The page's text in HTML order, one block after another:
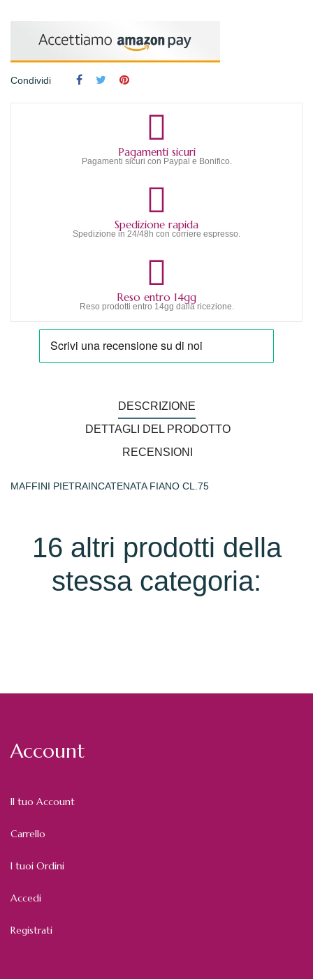
Condividi
Pagamenti sicuri
Pagamenti sicuri con Paypal e Bonifico.
Spedizione rapida
Spedizione in 24/48h con corriere espresso.
Reso entro 14gg
Reso prodotti entro 14gg dalla ricezione.
DESCRIZIONE
DETTAGLI DEL PRODOTTO
RECENSIONI
MAFFINI PIETRAINCATENATA FIANO CL.75
16 altri prodotti della
stessa categoria:
Account
Il tuo Account
Carrello
I tuoi Ordini
Accedi
Registrati